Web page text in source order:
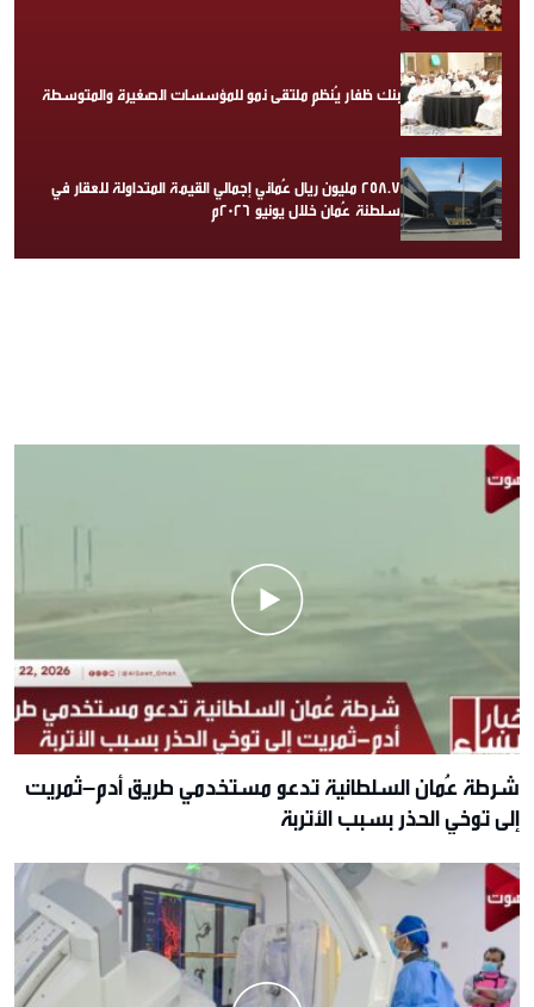
بنك ظفار يُنظم ملتقى نمو للمؤسسات الصغيرة والمتوسطة
258.7 مليون ريال عُماني إجمالي القيمة المتداولة للعقار في
سلطنة عُمان خلال يونيو 2026م
شرطة عُمان السلطانية تدعو مستخدمي طريق أدم–ثمريت
إلى توخي الحذر بسبب الأتربة